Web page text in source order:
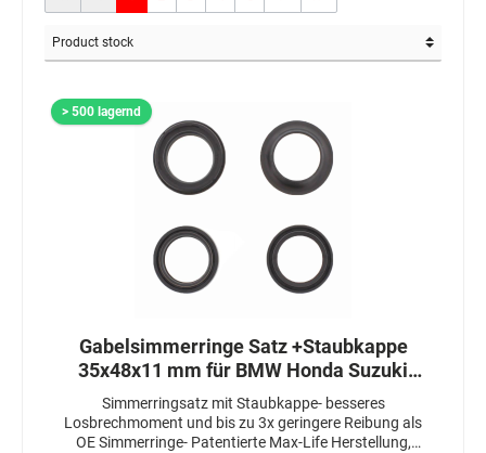
> 500 lagernd
Gabelsimmerringe Satz +Staubkappe
35x48x11 mm für BMW Honda Suzuki
Yamaha
Simmerringsatz mit Staubkappe- besseres
Losbrechmoment und bis zu 3x geringere Reibung als
OE Simmerringe- Patentierte Max-Life Herstellung,